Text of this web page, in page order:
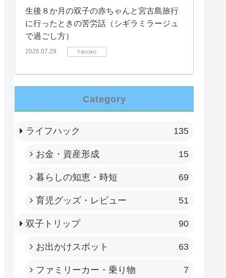
生後８か月の双子の赤ちゃんと宮古島旅行
に行ったときの苦労話（シギラミラージュ
で過ごし方）
2026.07.29 子連れ旅行
Category
ライフハック 135
お金・資産形成 15
暮らしの知恵・時短 69
育児グッズ・レビュー 51
双子トリップ 90
お出かけスポット 63
ファミリーカー・乗り物 7